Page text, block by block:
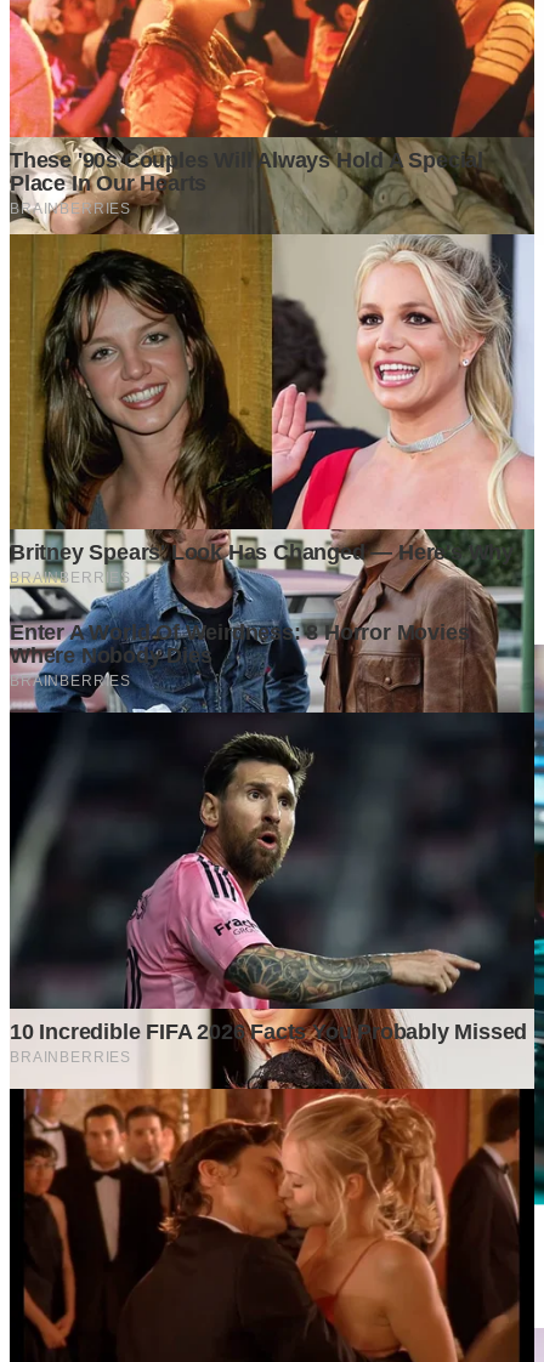
Ditulis olehKontributor
Penyuka detail yang percaya bahwa setiap tulisan punya nyawa.
Bertugas merangkai ide menjadi cerita yang mengalir, memastikan
setiap titik dan koma berada di tempat yang tepat untuk kenyamanan
membacamu
Komentar (
Tulis Komentar
Belum ada komentar. Jadilah yang pertama!
Baca Juga
Mengapa Perusahaan Besar Mulai Mengurangi Jumlah
Karyawan, tetapi Tetap Mencatatkan Laba yang Tinggi?
3 weeks ago